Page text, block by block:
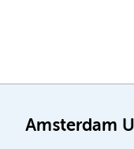
Amsterdam